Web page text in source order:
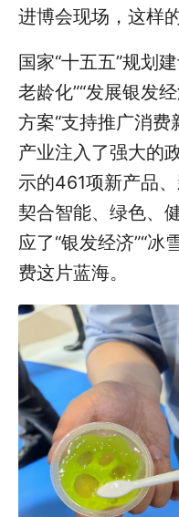
进博会现场，这样
国家“十五五”规划
老龄化”“发展银发
方案“支持推广消费
产业注入了强大的
示的461项新产品
契合智能、绿色、
应了“银发经济”“冰
费这片蓝海。